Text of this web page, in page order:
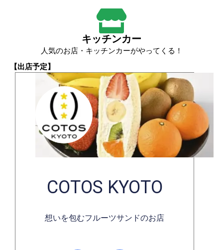
キッチンカー
人気のお店・キッチンカーがやってくる！
【出店予定】
COTOS KYOTO
想いを包むフルーツサンドのお店